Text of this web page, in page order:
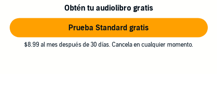
Obtén tu audiolibro gratis
Prueba Standard gratis
$8.99 al mes después de 30 días. Cancela en cualquier momento.